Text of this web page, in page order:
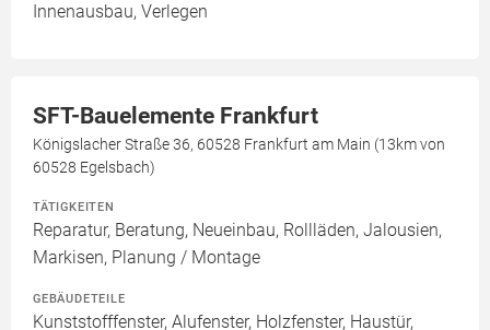
Innenausbau, Verlegen
SFT-Bauelemente Frankfurt
Königslacher Straße 36, 60528 Frankfurt am Main (13km von
60528 Egelsbach)
TÄTIGKEITEN
Reparatur, Beratung, Neueinbau, Rollläden, Jalousien,
Markisen, Planung / Montage
GEBÄUDETEILE
Kunststofffenster, Alufenster, Holzfenster, Haustür,